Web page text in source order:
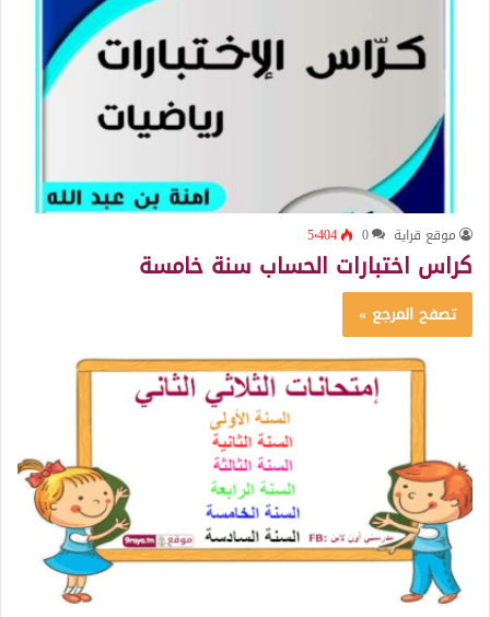
موقع قراية 0 5٬404
كراس اختبارات الحساب سنة خامسة
تصفح المرجع »